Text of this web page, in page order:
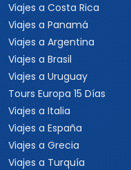
Viajes a Costa Rica
Viajes a Panamá
Viajes a Argentina
Viajes a Brasil
Viajes a Uruguay
Tours Europa 15 Días
Viajes a Italia
Viajes a España
Viajes a Grecia
Viajes a Turquía